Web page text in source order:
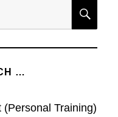
…
Training)